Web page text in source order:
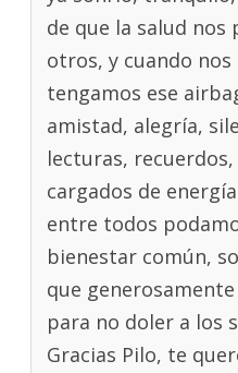
de que la salud nos
otros, y cuando
tengamos ese
amistad, alegría,
lecturas,
cargados de
entre todos
bienestar común,
que
para no doler a los
Gracias Pilo, te